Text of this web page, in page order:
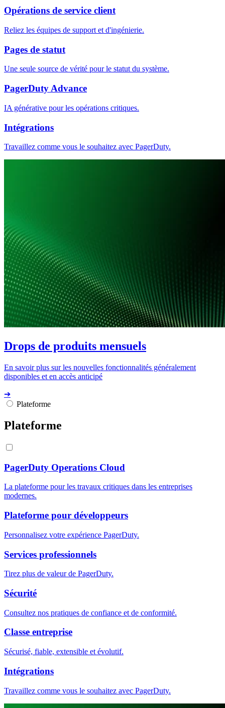
Opérations de service client
Reliez les équipes de support et d'ingénierie.
Pages de statut
Une seule source de vérité pour le statut du système.
PagerDuty Advance
IA générative pour les opérations critiques.
Intégrations
Travaillez comme vous le souhaitez avec PagerDuty.
Drops de produits mensuels
En savoir plus sur les nouvelles fonctionnalités généralement
disponibles et en accès anticipé
➔
Plateforme
Plateforme
PagerDuty Operations Cloud
La plateforme pour les travaux critiques dans les entreprises
modernes.
Plateforme pour développeurs
Personnalisez votre expérience PagerDuty.
Services professionnels
Tirez plus de valeur de PagerDuty.
Sécurité
Consultez nos pratiques de confiance et de conformité.
Classe entreprise
Sécurisé, fiable, extensible et évolutif.
Intégrations
Travaillez comme vous le souhaitez avec PagerDuty.